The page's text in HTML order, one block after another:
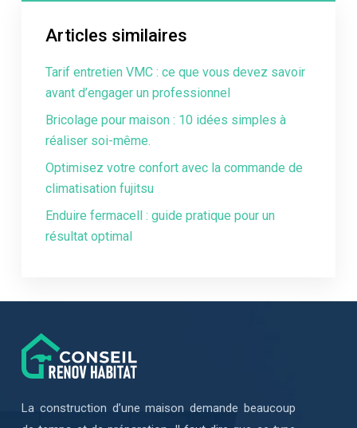
Articles similaires
Tarif entretien VMC : ce que vous devez savoir
avant d’engager un professionnel
Bricolage pour maison : 10 idées simples à
réaliser soi-même.
Optimisez votre confort avec la commande de
climatisation fujitsu
Enduire fermacell : guide pratique pour un
résultat optimal
La construction d’une maison demande beaucoup